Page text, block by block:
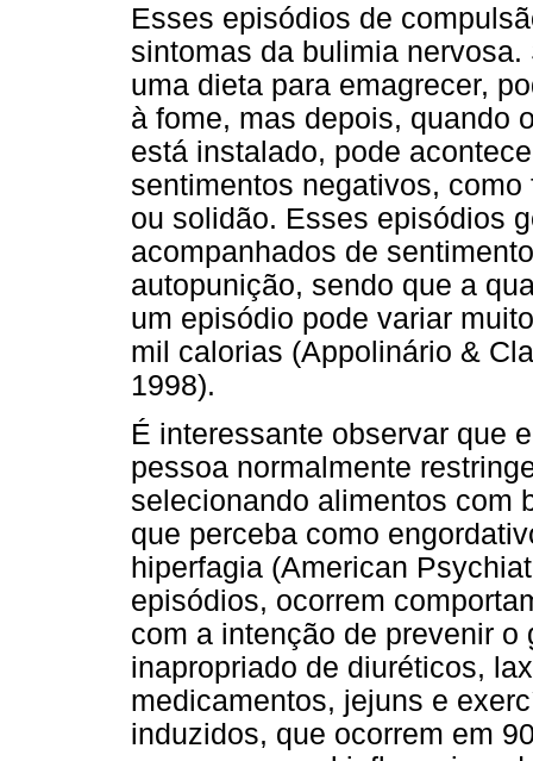
Esses episódios de
sintomas da bulimia
uma dieta para emagrecer,
à fome, mas depois, quando
está instalado, pode
sentimentos negativos,
ou solidão. Esses episódios
acompanhados de
autopunição, sendo que a
um episódio pode variar
mil calorias (Appolinário &
1998).
É interessante observar que
pessoa normalmente
selecionando alimentos com
que perceba como
hiperfagia (American
episódios, ocorrem
com a intenção de prevenir
inapropriado de diuréticos,
medicamentos, jejuns e
induzidos, que ocorrem em